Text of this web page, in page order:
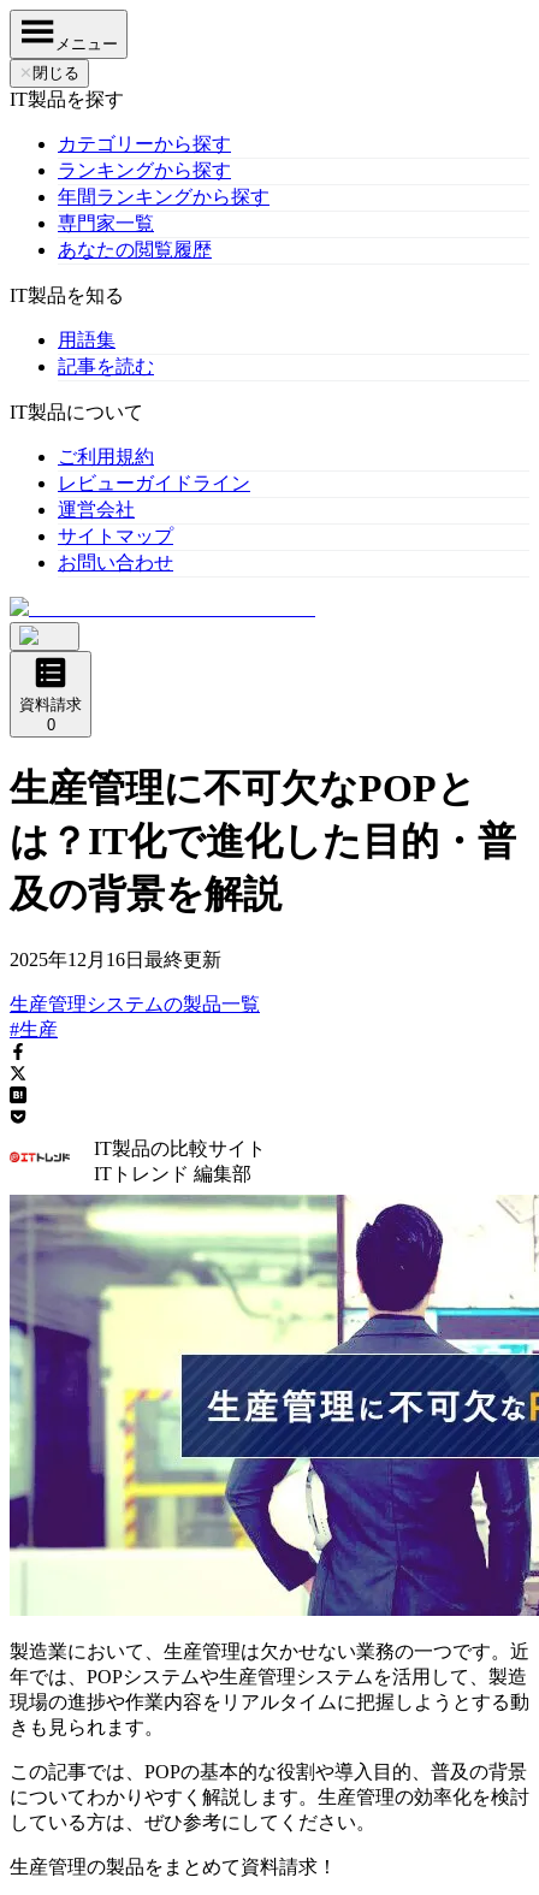
メニュー
✕ 閉じる
IT製品を探す
カテゴリーから探す
ランキングから探す
年間ランキングから探す
専門家一覧
あなたの閲覧履歴
IT製品を知る
用語集
記事を読む
IT製品について
ご利用規約
レビューガイドライン
運営会社
サイトマップ
お問い合わせ
資料請求
0
生産管理に不可欠なPOPと
は？IT化で進化した目的・普
及の背景を解説
2025年12月16日 最終更新
生産管理システムの製品一覧
#生産
IT製品の比較サイト
ITトレンド 編集部
製造業において、生産管理は欠かせない業務の一つです。近
年では、POPシステムや生産管理システムを活用して、製造
現場の進捗や作業内容をリアルタイムに把握しようとする動
きも見られます。
この記事では、POPの基本的な役割や導入目的、普及の背景
についてわかりやすく解説します。生産管理の効率化を検討
している方は、ぜひ参考にしてください。
生産管理の製品をまとめて資料請求！